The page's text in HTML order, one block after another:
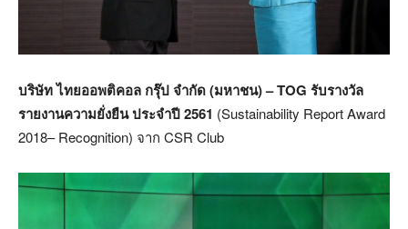
บริษัท ไทยออพติคอล กรุ๊ป จำกัด (มหาชน) –TOG รับรางวัล
รายงานความยั่งยืนประจำปี2561 (Sustainability Report Award
2018– Recognition) จาก CSR Club